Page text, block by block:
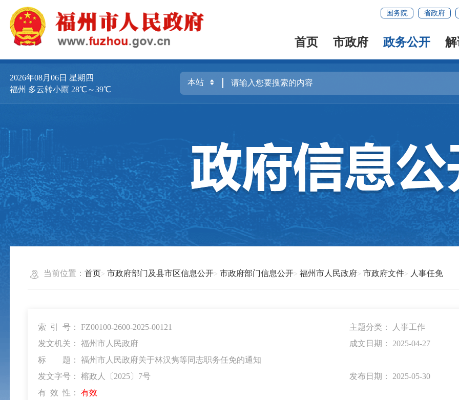
国务院 省政府
首页 市政府 政务公开
2026年08月06日 星期四
福州 多云转小雨 28℃～39℃
当前位置： 首页 市政府部门及县市区信息公开 市政府部门信息公开 福州市人民政府 市政府文件 人事任免
索 引 号： FZ00100-2600-2025-00121 主题分类：
人事工作
发文机关： 福州市人民政府 成文日期： 2025-04-27
标 题： 福州市人民政府关于林汉隽等同志职务任免的通知
发文字号： 榕政人〔2025〕7号 发布日期： 2025-05-30
有 效 性： 有效